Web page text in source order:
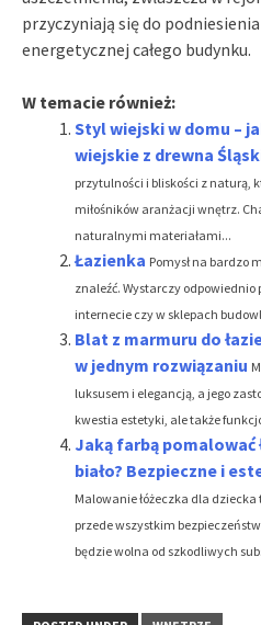
przyczyniają się do
energetycznej całego budynku.
W temacie również:
Styl wiejski w domu –
wiejskie z drewna
przytulności i bliskości z naturą,
miłośników aranżacji wnętrz.
naturalnymi materiałami...
Łazienka Pomysł na bardzo
znaleźć. Wystarczy
internecie czy w sklepach
Blat z marmuru do
w jednym rozwiązaniu
luksusem i elegancją, a jego
kwestia estetyki, ale także
Jaką farbą pomalować
biało? Bezpieczne i
Malowanie łóżeczka dla
przede wszystkim
będzie wolna od szkodliwych